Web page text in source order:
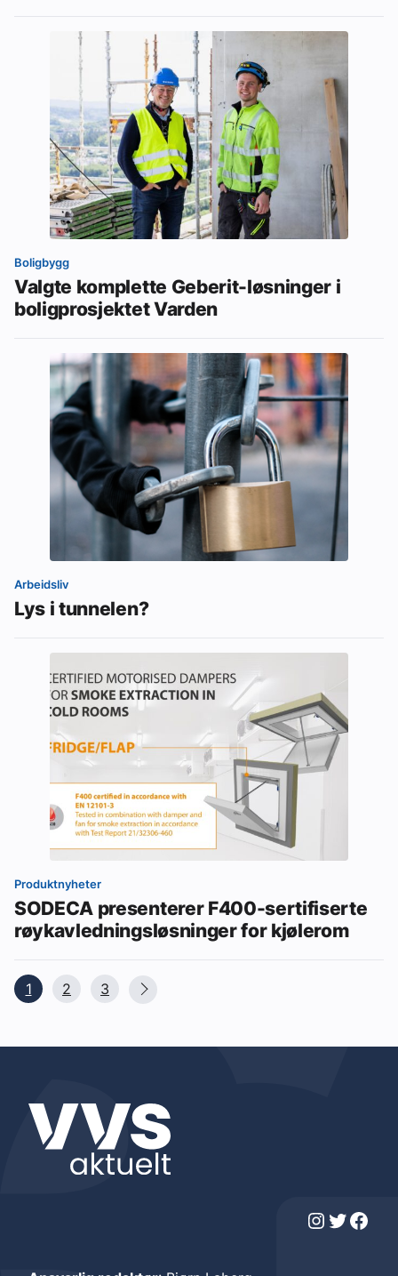
Boligbygg
Valgte komplette Geberit-løsninger i
boligprosjektet Varden
Arbeidsliv
Lys i tunnelen?
Produktnyheter
SODECA presenterer F400-sertifiserte
røykavledningsløsninger for kjølerom
1 2 3
Instagram Twitter Facebook